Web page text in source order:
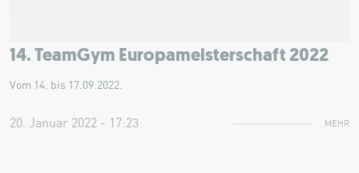
14. TeamGym Europameisterschaft 2022
Vom 14. bis 17.09.2022.
20. Januar 2022 - 17:23 MEHR